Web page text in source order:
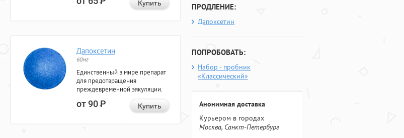
Купить
Дапоксетин
60мг
Единственный в мире препарат
для предотвращения
преждевременной эякуляции.
от 90Р Купить
ПРОДЛЕНИЕ:
Дапоксетин
ПОПРОБОВАТЬ:
Набор - пробник
«Классический»
Анонимная доставка
Курьером в городах
Москва, Санкт-Петербург